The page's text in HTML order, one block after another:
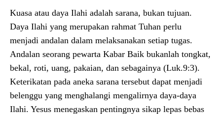
Kuasa atau daya Ilahi adalah sarana, bukan tujuan.
Daya Ilahi yang merupakan rahmat Tuhan perlu
menjadi andalan dalam melaksanakan setiap tugas.
Andalan seorang pewarta Kabar Baik bukanlah tongkat,
bekal, roti, uang, pakaian, dan sebagainya (Luk.9:3).
Keterikatan pada aneka sarana tersebut dapat menjadi
belenggu yang menghalangi mengalirnya daya-daya
Ilahi. Yesus menegaskan pentingnya sikap lepas bebas